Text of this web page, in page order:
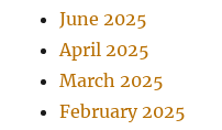
June 2025
April 2025
March 2025
February 2025